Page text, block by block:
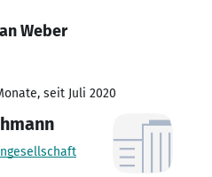
Weber
seit Juli 2020